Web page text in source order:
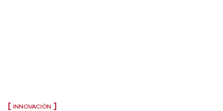
INNOVACIÓN